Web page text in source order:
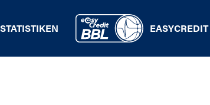
STATISTIKEN